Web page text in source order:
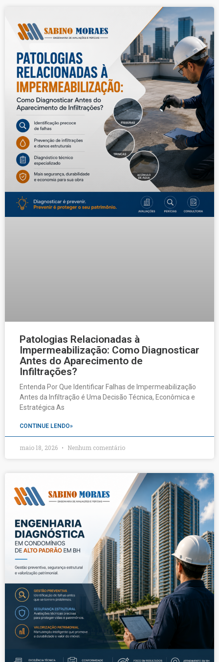
Patologias Relacionadas à
Impermeabilização: Como Diagnosticar
Antes do Aparecimento de
Infiltrações?
Entenda Por Que Identificar Falhas de Impermeabilização
Antes da Infiltração é Uma Decisão Técnica, Econômica e
Estratégica As
CONTINUE LENDO»
maio 18, 2026 Nenhum comentário